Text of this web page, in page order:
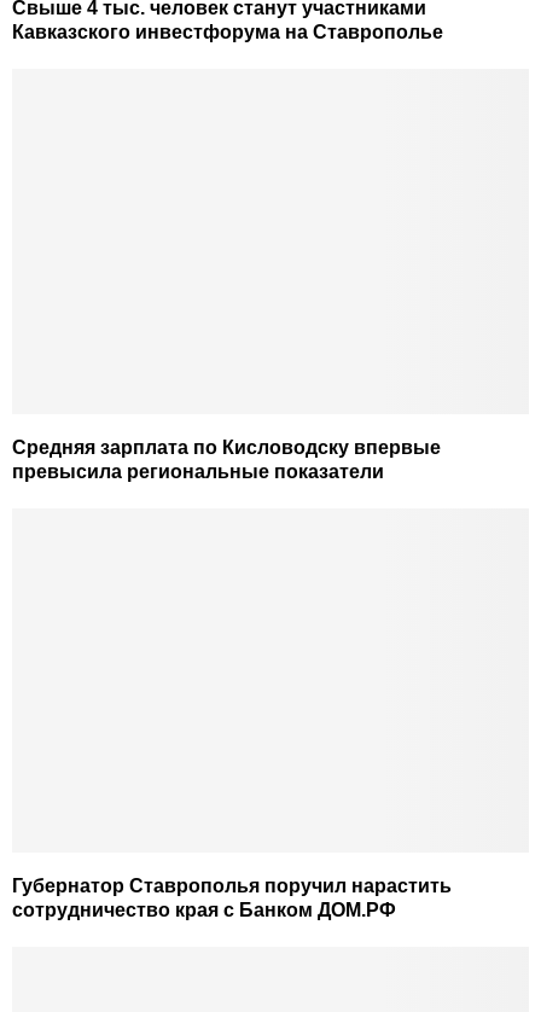
Свыше 4 тыс. человек станут участниками
Кавказского инвестфорума на Ставрополье
Средняя зарплата по Кисловодску впервые
превысила региональные показатели
Губернатор Ставрополья поручил нарастить
сотрудничество края с Банком ДОМ.РФ